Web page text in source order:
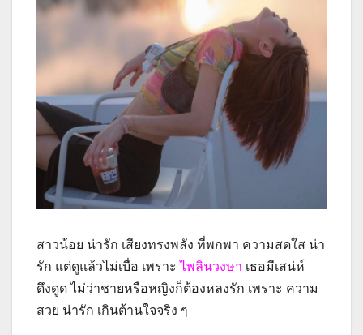
สาวน้อย น่ารัก เสียงทรงพลัง ที่พกพา ความสดใส น่า
รัก แต่ดูแล้วไม่เบื่อ เพราะไพลินวงษา เธอมีเสน่ห์
ดึงดูด ไม่ว่าชายหรือหญิงก็ต้องหลงรัก เพราะ ความ
สวย น่ารัก เกินต้านใจจริง ๆ